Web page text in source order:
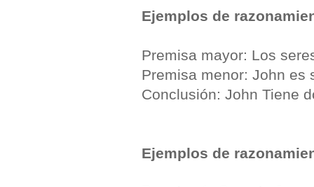
Ejemplos de
Premisa mayor: Los
Premisa menor: John es
Conclusión: John Tiene
Ejemplos de